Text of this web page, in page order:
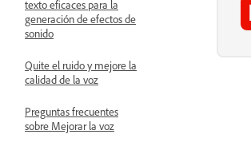
texto eficaces para la
generación de efectos de
sonido
Quite el ruido y mejore la
calidad de la voz
Preguntas frecuentes
sobre Mejorar la voz